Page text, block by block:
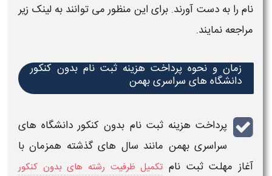
نام را به دست آورند. برای این منظور می توانند به لینک زیر
مراجعه نمایند.
زمان و نحوه پرداخت هزینه ثبت نام بدون کنکور
دانشگاه های سراسری بهمن
پرداخت هزینه ثبت نام بدون کنکور دانشگاه های
سراسریبهمن مانند سال های گذشته همزمان با
آغاز مهلتثبت نام تکمیل ظرفیت رشته های بدون کنکور